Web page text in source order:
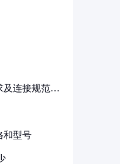
及连接规范详
和型号